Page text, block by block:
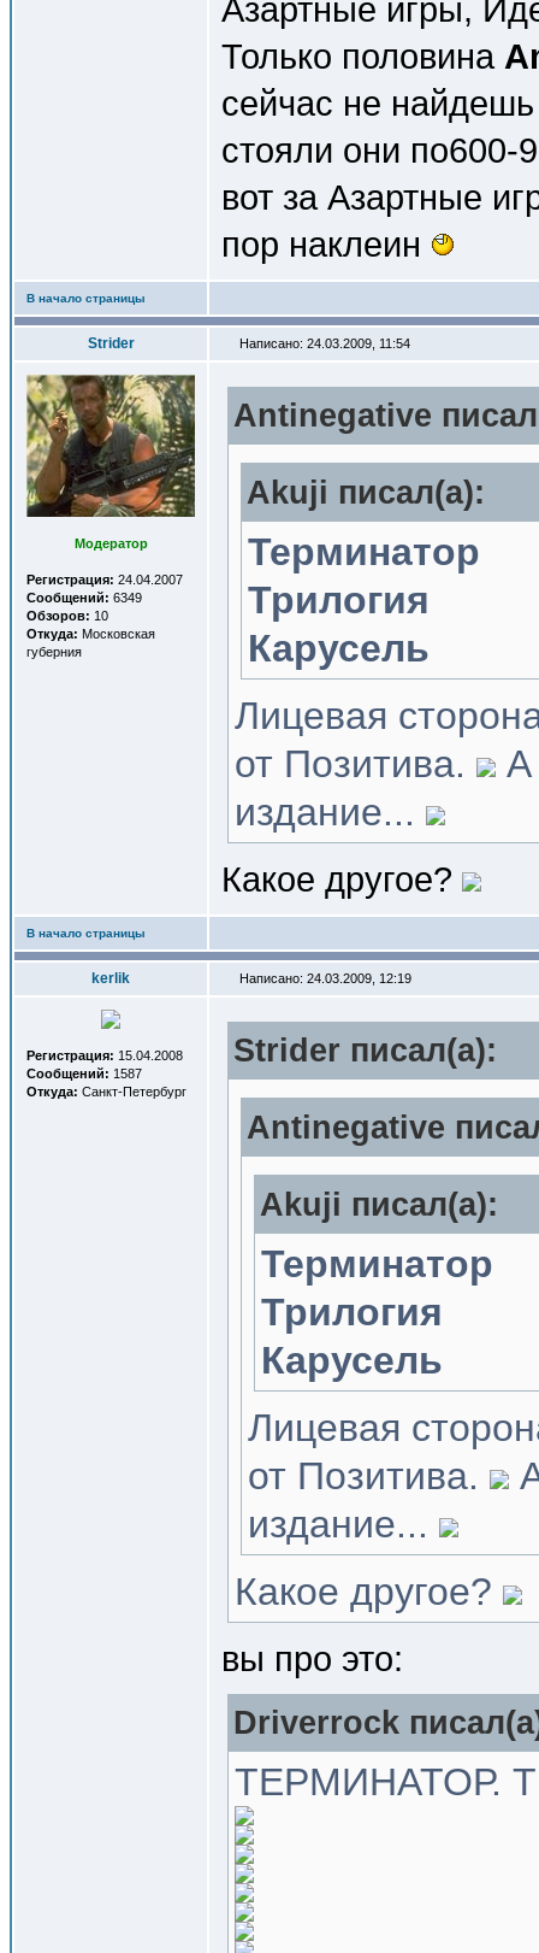
Азартные игры,
Только половина
сейчас не
стояли они по600-
вот за Азартные
пор наклеин
В начало страницы
Strider Написано: 24.03.2009, 11:54
Модератор
Регистрация: 24.04.2007
Сообщений: 6349
Обзоров: 10
Откуда: Московская
губерния
Antinegative
Akuji писал(a):
Терминатор
Трилогия
Карусель
Лицевая
от Позитива.
А
издание...
Какое другое?
В начало страницы
kerlik Написано: 24.03.2009, 12:19
Регистрация: 15.04.2008
Сообщений: 1587
Откуда: Санкт-Петербург
Strider писал(a):
Antinegative
Akuji писал(a):
Терминатор
Трилогия
Карусель
Лицевая
от Позитива.
издание...
Какое другое?
вы про это:
Driverrock
ТЕРМИНАТОР.